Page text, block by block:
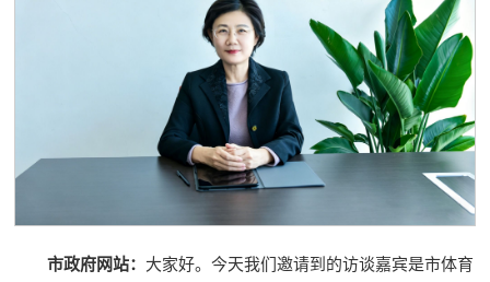
市政府网站： 大家好。今天我们邀请到的访谈嘉宾是市体育